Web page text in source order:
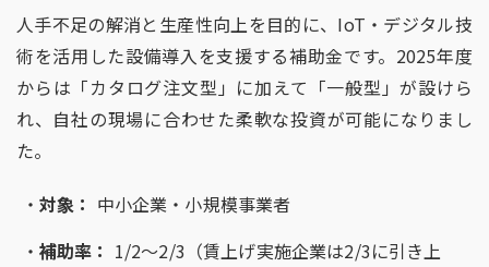
人手不足の解消と生産性向上を目的に、 IoT ・デジタル技
術を活用した設備導入を支援する補助金です。 2025年度
からは「カタログ注文型」に加えて「一般型」が設けら
れ、自社の現場に合わせた柔軟な投資が可能になりまし
た。
対象： 中小企業・小規模事業者
補助率： 1/2〜2/3 （賃上げ実施企業は2/3に引き上